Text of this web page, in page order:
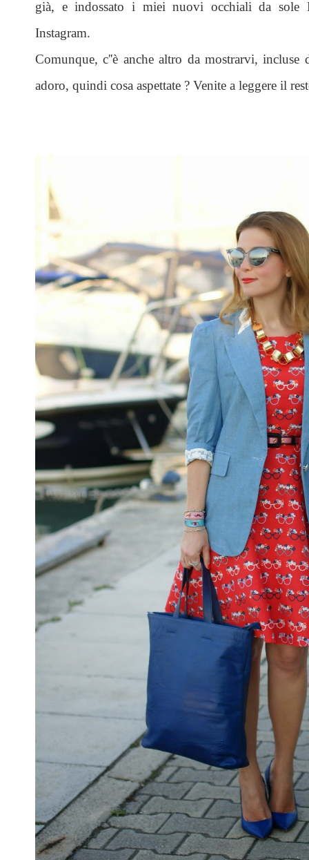
già, e indossato i miei nuovi occhiali da sole
Instagram.
Comunque, c''è anche altro da mostrarvi, incluse
adoro, quindi cosa aspettate ? Venite a leggere il